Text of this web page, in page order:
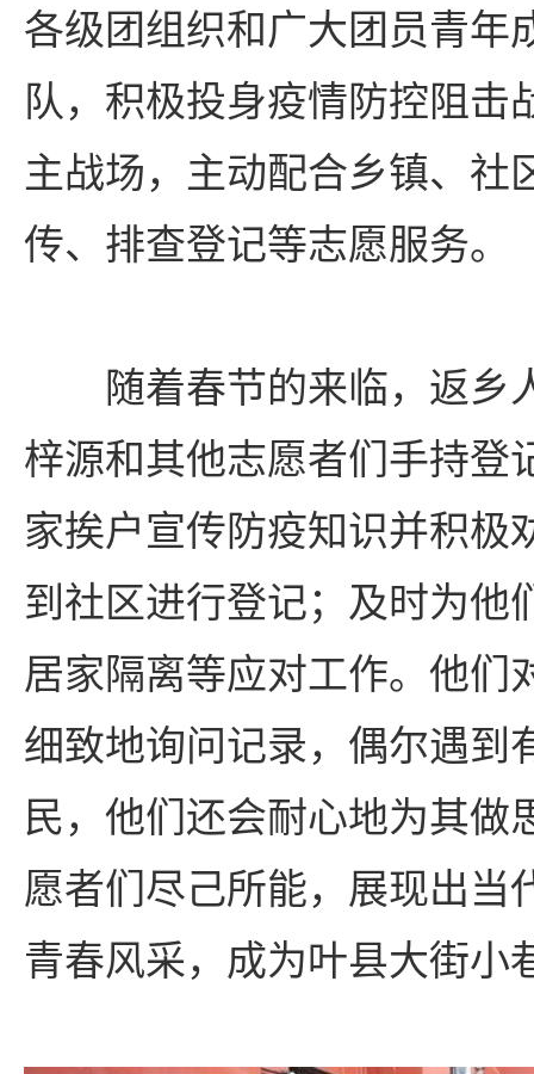
各级团组织和广大团员青年
队，积极投身疫情防控阻击
主战场，主动配合乡镇、社
传、排查登记等志愿服务。
随着春节的来临，返乡
梓源和其他志愿者们手持登
家挨户宣传防疫知识并积极
到社区进行登记；及时为他
居家隔离等应对工作。他们
细致地询问记录，偶尔遇到
民，他们还会耐心地为其做
愿者们尽己所能，展现出当
青春风采，成为叶县大街小